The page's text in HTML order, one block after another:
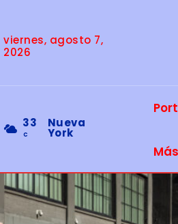
viernes, agosto 7,
2026
33
C
Nueva
York
Más